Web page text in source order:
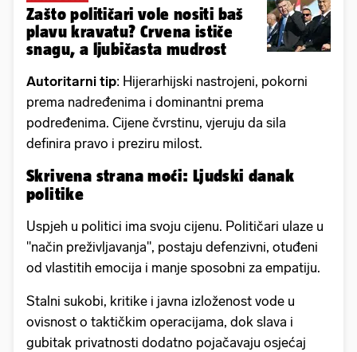
Zašto političari vole nositi baš
plavu kravatu? Crvena ističe
snagu, a ljubičasta mudrost
Autoritarni tip: Hijerarhijski nastrojeni, pokorni
prema nadređenima i dominantni prema
podređenima. Cijene čvrstinu, vjeruju da sila
definira pravo i preziru milost.
Skrivena strana moći: Ljudski danak
politike
Uspjeh u politici ima svoju cijenu. Političari ulaze u
"način preživljavanja", postaju defenzivni, otuđeni
od vlastitih emocija i manje sposobni za empatiju.
Stalni sukobi, kritike i javna izloženost vode u
ovisnost o taktičkim operacijama, dok slava i
gubitak privatnosti dodatno pojačavaju osjećaj